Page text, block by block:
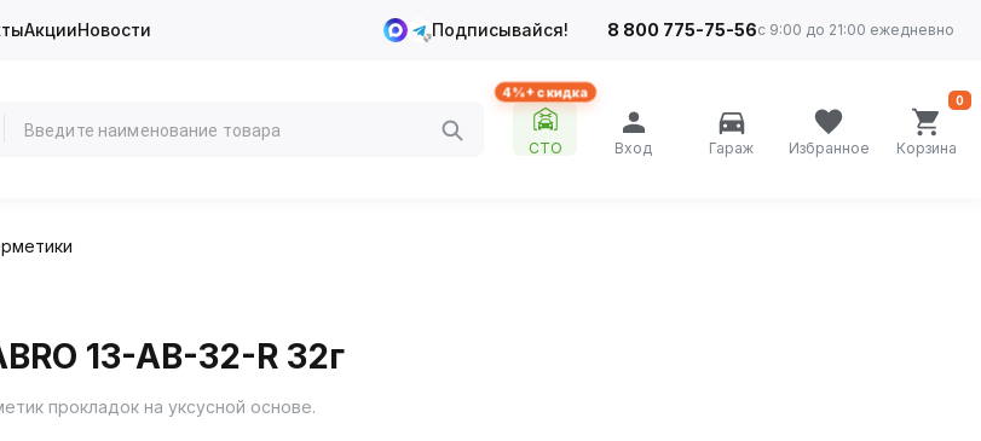
АкцииНовости Подписывайся! 8 800 775-75-56с 9:00 до 21:00 ежедневно
4%+ скидка
СТО Вход Гараж Избранное Корзина
0
13-AB-32-R 32г
прокладок на уксусной основе.